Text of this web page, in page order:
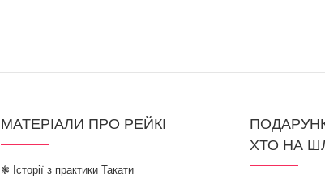
МАТЕРІАЛИ ПРО РЕЙКІ
❃ Історії з практики Такати
ХТО НА